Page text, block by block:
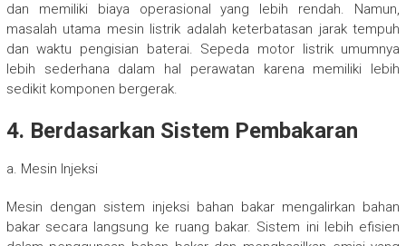
dan memiliki biaya operasional yang lebih rendah. Namun,
masalah utama mesin listrik adalah keterbatasan jarak tempuh
dan waktu pengisian baterai. Sepeda motor listrik umumnya
lebih sederhana dalam hal perawatan karena memiliki lebih
sedikit komponen bergerak.
4. Berdasarkan Sistem Pembakaran
a. Mesin Injeksi
Mesin dengan sistem injeksi bahan bakar mengalirkan bahan
bakar secara langsung ke ruang bakar. Sistem ini lebih efisien